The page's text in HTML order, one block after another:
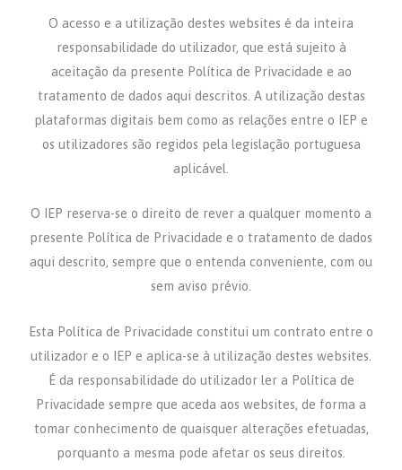
O acesso e a utilização destes websites é da inteira
responsabilidade do utilizador, que está sujeito à
aceitação da presente Política de Privacidade e ao
tratamento de dados aqui descritos. A utilização destas
plataformas digitais bem como as relações entre o IEP e
os utilizadores são regidos pela legislação portuguesa
aplicável.
O IEP reserva-se o direito de rever a qualquer momento a
presente Política de Privacidade e o tratamento de dados
aqui descrito, sempre que o entenda conveniente, com ou
sem aviso prévio.
Esta Política de Privacidade constitui um contrato entre o
utilizador e o IEP e aplica-se à utilização destes websites.
É da responsabilidade do utilizador ler a Política de
Privacidade sempre que aceda aos websites, de forma a
tomar conhecimento de quaisquer alterações efetuadas,
porquanto a mesma pode afetar os seus direitos.